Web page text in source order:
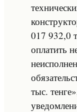
017 932,0
оплатить
тыс.